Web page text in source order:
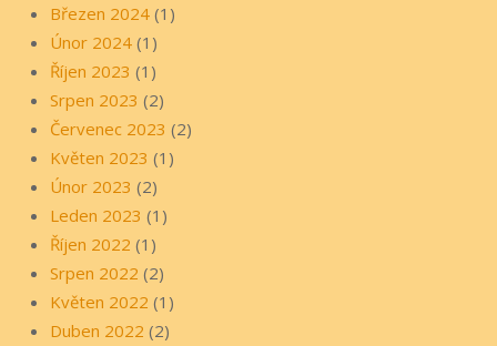
Březen 2024 (1)
Únor 2024 (1)
Říjen 2023 (1)
Srpen 2023 (2)
Červenec 2023 (2)
Květen 2023 (1)
Únor 2023 (2)
Leden 2023 (1)
Říjen 2022 (1)
Srpen 2022 (2)
Květen 2022 (1)
Duben 2022 (2)